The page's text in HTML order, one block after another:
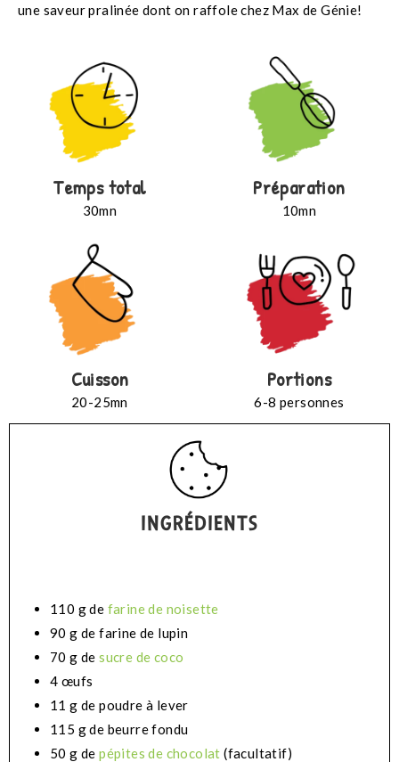
une saveur pralinée dont on raffole chez Max de Génie!
Temps total
30mn
Préparation
10mn
Cuisson
20-25mn
Portions
6-8 personnes
INGRÉDIENTS
110 g de farine de noisette
90 g de farine de lupin
70 g desucre de coco
4 œufs
11 g de poudre à lever
115 g de beurre fondu
50 g depépites de chocolat (facultatif)